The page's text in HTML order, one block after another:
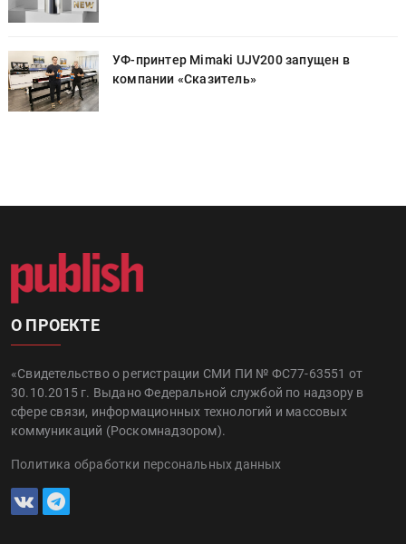
УФ-принтер Mimaki UJV200 запущен в
компании «Сказитель»
О ПРОЕКТЕ
«Свидетельство о регистрации СМИ ПИ № ФС77-63551 от
30.10.2015 г. Выдано Федеральной службой по надзору в
сфере связи, информационных технологий и массовых
коммуникаций (Роскомнадзором).
Политика обработки персональных данных